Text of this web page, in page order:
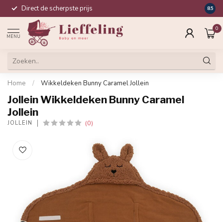
Direct de scherpste prijs 8.5
MENU
0
Home / Wikkeldeken Bunny Caramel Jollein
Jollein Wikkeldeken Bunny Caramel
Jollein
JOLLEIN (0)